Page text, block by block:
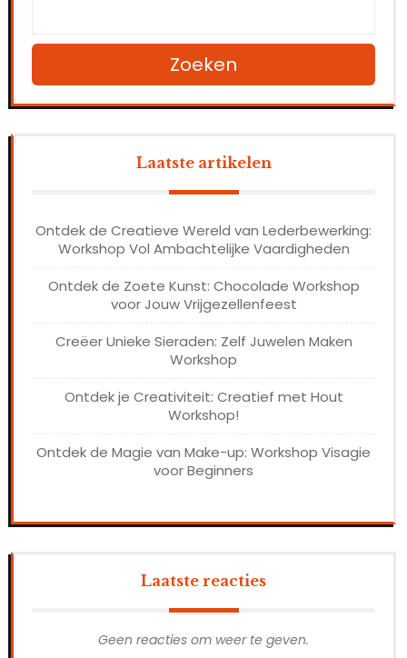
Zoeken
Laatste artikelen
Ontdek de Creatieve Wereld van Lederbewerking:
Workshop Vol Ambachtelijke Vaardigheden
Ontdek de Zoete Kunst: Chocolade Workshop
voor Jouw Vrijgezellenfeest
Creëer Unieke Sieraden: Zelf Juwelen Maken
Workshop
Ontdek je Creativiteit: Creatief met Hout
Workshop!
Ontdek de Magie van Make-up: Workshop Visagie
voor Beginners
Laatste reacties
Geen reacties om weer te geven.